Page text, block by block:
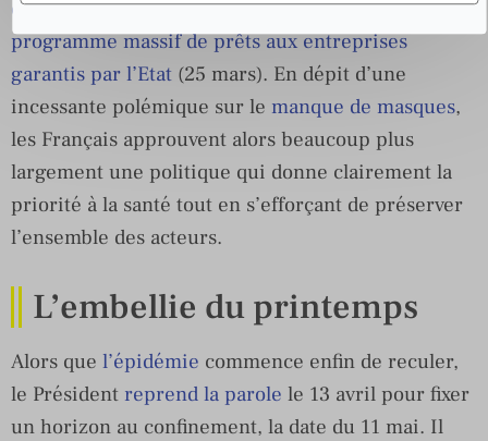
chômage partiel(13 mars) et le lancement d’un
programme massif de prêts aux entreprises
garantis par l’Etat (25 mars). En dépit d’une
incessante polémique sur le manque de masques,
les Français approuvent alors beaucoup plus
largement une politique qui donne clairement la
priorité à la santé tout en s’efforçant de préserver
l’ensemble des acteurs.
L’embellie du printemps
Alors que l’épidémie commence enfin de reculer,
le Président reprend la parole le 13 avril pour fixer
un horizon au confinement, la date du 11 mai. Il